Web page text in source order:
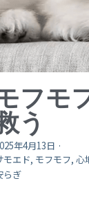
フモ
う
年4月13日 ·
モエド, モフモフ, 心
らぎ